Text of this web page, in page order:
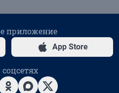
приложение
App Store